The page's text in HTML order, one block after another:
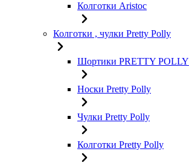
Колготки Aristoc
Колготки , чулки Pretty Polly
Шортики PRETTY POLLY
Носки Pretty Polly
Чулки Pretty Polly
Колготки Pretty Polly